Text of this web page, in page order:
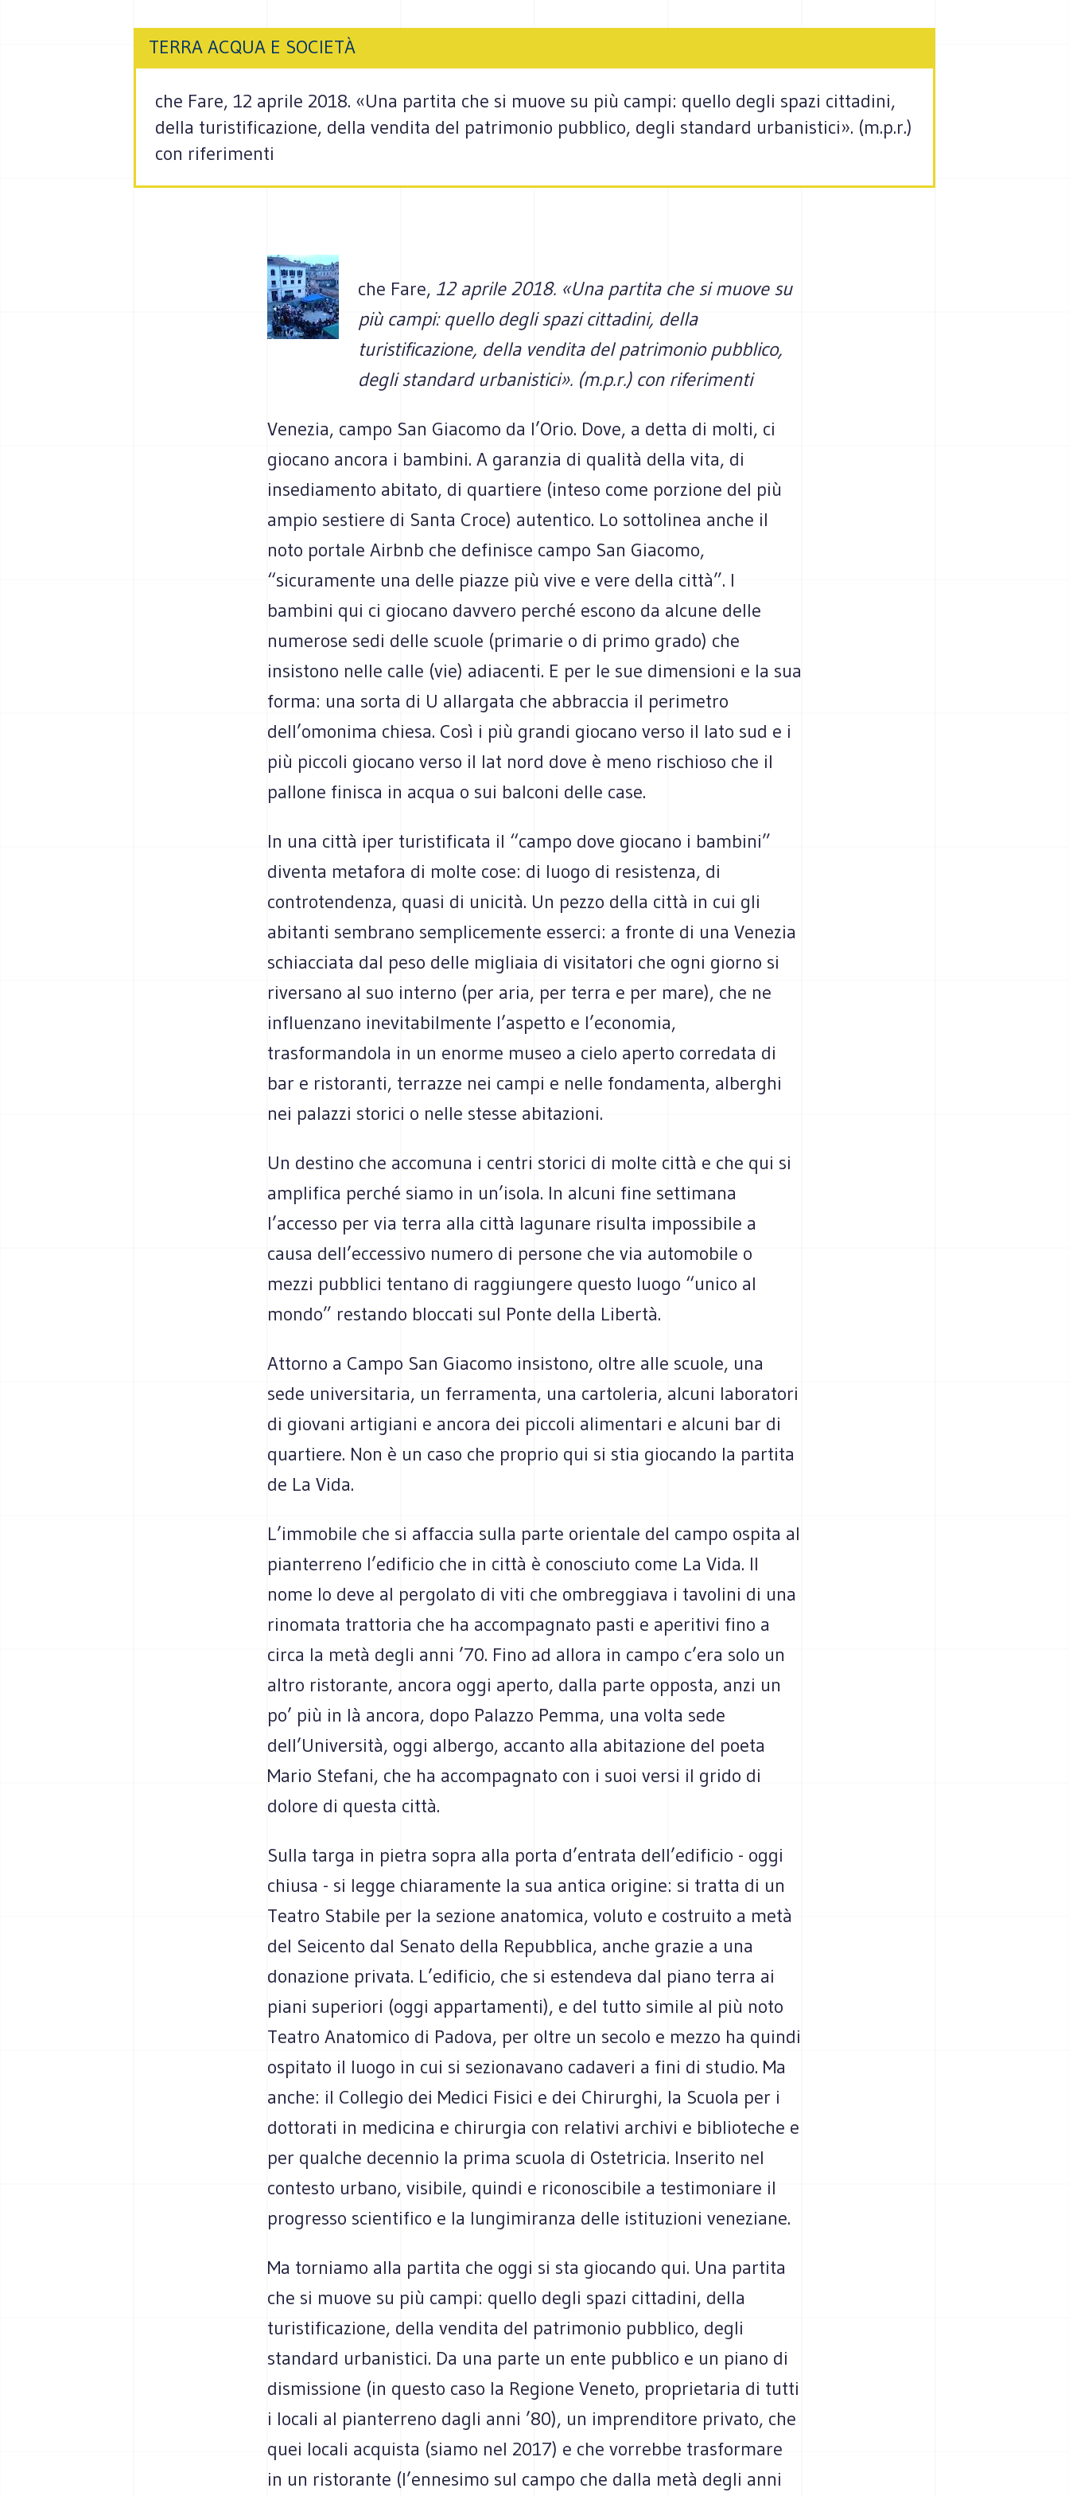
TERRA ACQUA E SOCIETÀ
che Fare, 12 aprile 2018. «Una partita che si muove su più campi: quello degli spazi cittadini,
della turistificazione, della vendita del patrimonio pubblico, degli standard urbanistici». (m.p.r.)
con riferimenti
che Fare, 12 aprile 2018. «Una partita che si muove su
più campi: quello degli spazi cittadini, della
turistificazione, della vendita del patrimonio pubblico,
degli standard urbanistici». (m.p.r.) con riferimenti
Venezia, campo San Giacomo da l’Orio. Dove, a detta di molti, ci
giocano ancora i bambini. A garanzia di qualità della vita, di
insediamento abitato, di quartiere (inteso come porzione del più
ampio sestiere di Santa Croce) autentico. Lo sottolinea anche il
noto portale Airbnb che definisce campo San Giacomo,
“sicuramente una delle piazze più vive e vere della città”. I
bambini qui ci giocano davvero perché escono da alcune delle
numerose sedi delle scuole (primarie o di primo grado) che
insistono nelle calle (vie) adiacenti. E per le sue dimensioni e la sua
forma: una sorta di U allargata che abbraccia il perimetro
dell’omonima chiesa. Così i più grandi giocano verso il lato sud e i
più piccoli giocano verso il lat nord dove è meno rischioso che il
pallone finisca in acqua o sui balconi delle case.
In una città iper turistificata il “campo dove giocano i bambini”
diventa metafora di molte cose: di luogo di resistenza, di
controtendenza, quasi di unicità. Un pezzo della città in cui gli
abitanti sembrano semplicemente esserci: a fronte di una Venezia
schiacciata dal peso delle migliaia di visitatori che ogni giorno si
riversano al suo interno (per aria, per terra e per mare), che ne
influenzano inevitabilmente l’aspetto e l’economia,
trasformandola in un enorme museo a cielo aperto corredata di
bar e ristoranti, terrazze nei campi e nelle fondamenta, alberghi
nei palazzi storici o nelle stesse abitazioni.
Un destino che accomuna i centri storici di molte città e che qui si
amplifica perché siamo in un’isola. In alcuni fine settimana
l’accesso per via terra alla città lagunare risulta impossibile a
causa dell’eccessivo numero di persone che via automobile o
mezzi pubblici tentano di raggiungere questo luogo “unico al
mondo” restando bloccati sul Ponte della Libertà.
Attorno a Campo San Giacomo insistono, oltre alle scuole, una
sede universitaria, un ferramenta, una cartoleria, alcuni laboratori
di giovani artigiani e ancora dei piccoli alimentari e alcuni bar di
quartiere. Non è un caso che proprio qui si stia giocando la partita
de La Vida.
L’immobile che si affaccia sulla parte orientale del campo ospita al
pianterreno l’edificio che in città è conosciuto come La Vida. Il
nome lo deve al pergolato di viti che ombreggiava i tavolini di una
rinomata trattoria che ha accompagnato pasti e aperitivi fino a
circa la metà degli anni ’70. Fino ad allora in campo c’era solo un
altro ristorante, ancora oggi aperto, dalla parte opposta, anzi un
po’ più in là ancora, dopo Palazzo Pemma, una volta sede
dell’Università, oggi albergo, accanto alla abitazione del poeta
Mario Stefani, che ha accompagnato con i suoi versi il grido di
dolore di questa città.
Sulla targa in pietra sopra alla porta d’entrata dell’edificio - oggi
chiusa - si legge chiaramente la sua antica origine: si tratta di un
Teatro Stabile per la sezione anatomica, voluto e costruito a metà
del Seicento dal Senato della Repubblica, anche grazie a una
donazione privata. L’edificio, che si estendeva dal piano terra ai
piani superiori (oggi appartamenti), e del tutto simile al più noto
Teatro Anatomico di Padova, per oltre un secolo e mezzo ha quindi
ospitato il luogo in cui si sezionavano cadaveri a fini di studio. Ma
anche: il Collegio dei Medici Fisici e dei Chirurghi, la Scuola per i
dottorati in medicina e chirurgia con relativi archivi e biblioteche e
per qualche decennio la prima scuola di Ostetricia. Inserito nel
contesto urbano, visibile, quindi e riconoscibile a testimoniare il
progresso scientifico e la lungimiranza delle istituzioni veneziane.
Ma torniamo alla partita che oggi si sta giocando qui. Una partita
che si muove su più campi: quello degli spazi cittadini, della
turistificazione, della vendita del patrimonio pubblico, degli
standard urbanistici. Da una parte un ente pubblico e un piano di
dismissione (in questo caso la Regione Veneto, proprietaria di tutti
i locali al pianterreno dagli anni ’80), un imprenditore privato, che
quei locali acquista (siamo nel 2017) e che vorrebbe trasformare
in un ristorante (l’ennesimo sul campo che dalla metà degli anni